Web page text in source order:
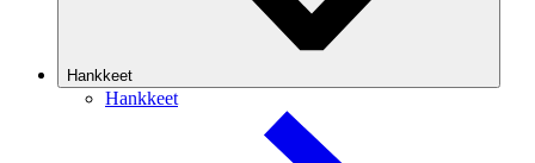
Hankkeet
Hankkeet